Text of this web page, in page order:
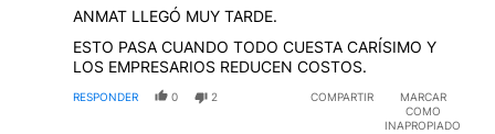
ANMAT LLEGÓ MUY TARDE.
ESTO PASA CUANDO TODO CUESTA CARÍSIMO Y
LOS EMPRESARIOS REDUCEN COSTOS.
RESPONDER 0 2 COMPARTIR
MARCAR
COMO
INAPROPIADO